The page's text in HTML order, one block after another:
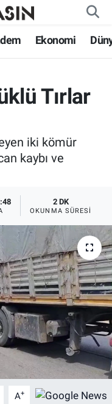
Ekonomi
Tırlar
iki kömür
kaybı ve
2 DK
OKUNMA SÜRESI
A+